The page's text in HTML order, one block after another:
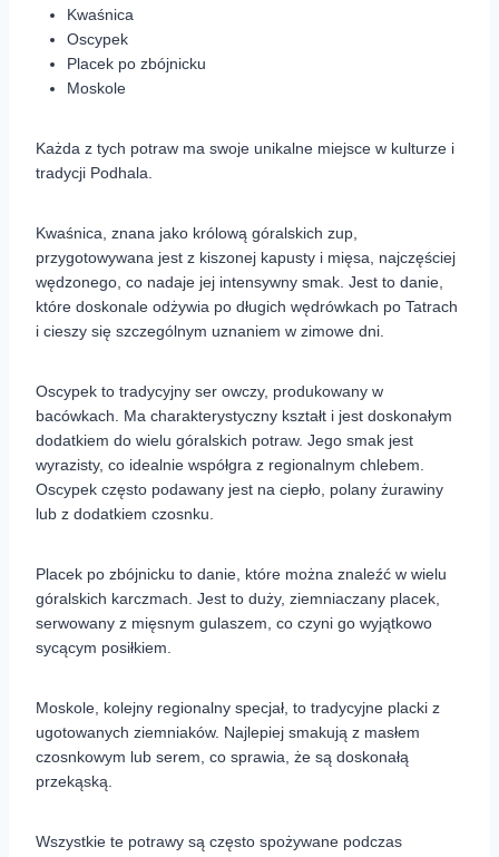
Kwaśnica
Oscypek
Placek po zbójnicku
Moskole
Każda z tych potraw ma swoje unikalne miejsce w kulturze i
tradycji Podhala.
Kwaśnica, znana jako królową góralskich zup,
przygotowywana jest z kiszonej kapusty i mięsa, najczęściej
wędzonego, co nadaje jej intensywny smak. Jest to danie,
które doskonale odżywia po długich wędrówkach po Tatrach
i cieszy się szczególnym uznaniem w zimowe dni.
Oscypek to tradycyjny ser owczy, produkowany w
bacówkach. Ma charakterystyczny kształt i jest doskonałym
dodatkiem do wielu góralskich potraw. Jego smak jest
wyrazisty, co idealnie współgra z regionalnym chlebem.
Oscypek często podawany jest na ciepło, polany żurawiny
lub z dodatkiem czosnku.
Placek po zbójnicku to danie, które można znaleźć w wielu
góralskich karczmach. Jest to duży, ziemniaczany placek,
serwowany z mięsnym gulaszem, co czyni go wyjątkowo
sycącym posiłkiem.
Moskole, kolejny regionalny specjał, to tradycyjne placki z
ugotowanych ziemniaków. Najlepiej smakują z masłem
czosnkowym lub serem, co sprawia, że są doskonałą
przekąską.
Wszystkie te potrawy są często spożywane podczas